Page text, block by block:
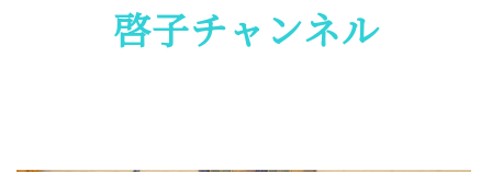
啓子チャンネル